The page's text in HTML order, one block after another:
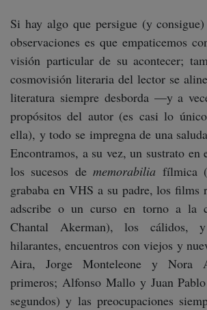
Si hay algo que persigue (y
observaciones es que empaticemos
visión particular de su acontecer;
cosmovisión literaria del lector se
literatura siempre desborda —y a
propósitos del autor (es casi lo
ella), y todo se impregna de una
Encontramos, a su vez, un sustrato en
los sucesos dememorabilia fílmica
grababa en VHS a su padre, los films
adscribe o un curso en torno a la
Chantal Akerman), los cálidos,
hilarantes, encuentros con viejos y
Aira, Jorge Monteleone y Nora
primeros; Alfonso Mallo y Juan
segundos) y las preocupaciones